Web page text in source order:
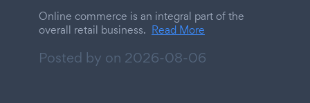
Online commerce is an integral part of the
overall retail business. Read More
Posted by on 2026-08-06